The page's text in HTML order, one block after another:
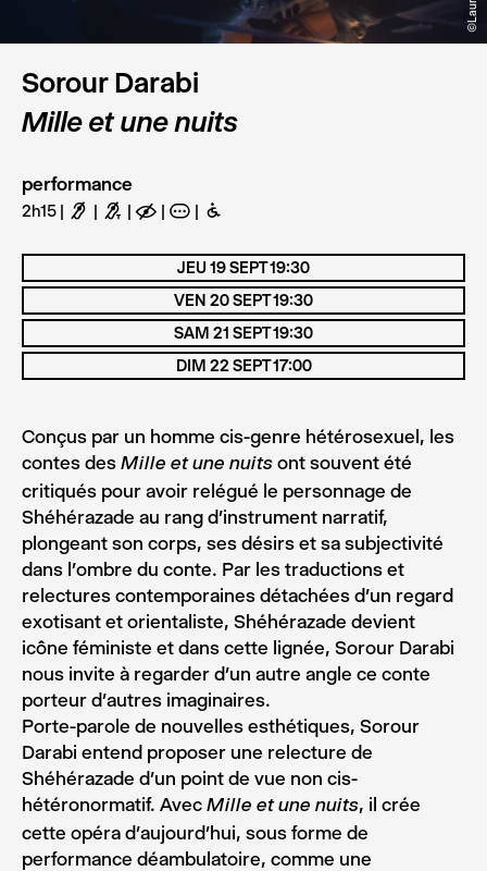
Sorour Darabi
Mille et une nuits
performance
2h15 F G E A B
Conçus par un homme cis-genre hétérosexuel, les
contes des Mille et une nuits ont souvent été
critiqués pour avoir relégué le personnage de
Shéhérazade au rang d’instrument narratif,
plongeant son corps, ses désirs et sa subjectivité
dans l’ombre du conte. Par les traductions et
relectures contemporaines détachées d’un regard
exotisant et orientaliste, Shéhérazade devient
icône féministe et dans cette lignée, Sorour Darabi
nous invite à regarder d’un autre angle ce conte
porteur d’autres imaginaires.
Porte-parole de nouvelles esthétiques, Sorour
Darabi entend proposer une relecture de
Shéhérazade d’un point de vue non cis-
hétéronormatif. Avec Mille et une nuits, il crée
cette opéra d’aujourd’hui, sous forme de
performance déambulatoire, comme une
JEU 19 SEPT 19:30
VEN 20 SEPT 19:30
SAM 21 SEPT 19:30
DIM 22 SEPT 17:00